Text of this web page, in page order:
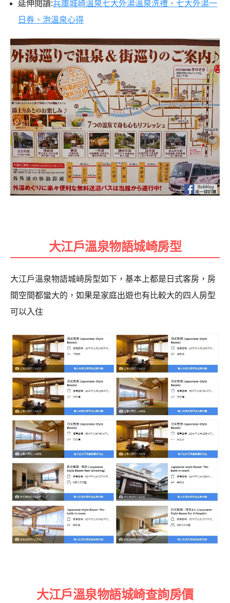
延伸閱讀:兵庫城崎溫泉七大外湯溫泉洗禮、七大外湯一
日券、泡溫泉心得
大江戶溫泉物語城崎房型
大江戶溫泉物語城崎房型如下，基本上都是日式客房，房
間空間都蠻大的，如果是家庭出遊也有比較大的四人房型
可以入住
大江戶溫泉物語城崎查詢房價